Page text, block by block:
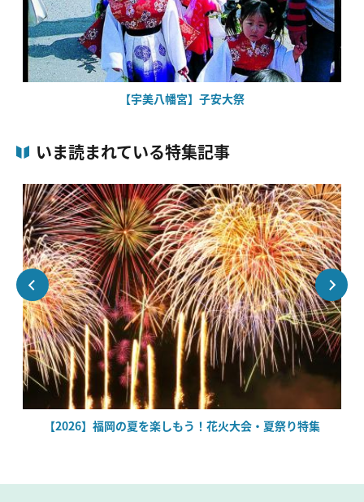
【宇美八幡宮】子安大祭
いま読まれている特集記事
【2026】福岡の夏を楽しもう！花火大会・夏祭り特集